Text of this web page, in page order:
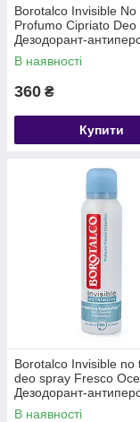
Borotalco Invisible
Profumo Cipriato Deo
Дезодорант-
спрей , 150мл, Італія
В наявності
360 ₴
Купити
Borotalco Invisible no
deo spray Fresco
Дезодорант-
спрей , 150мл, Італія
В наявності